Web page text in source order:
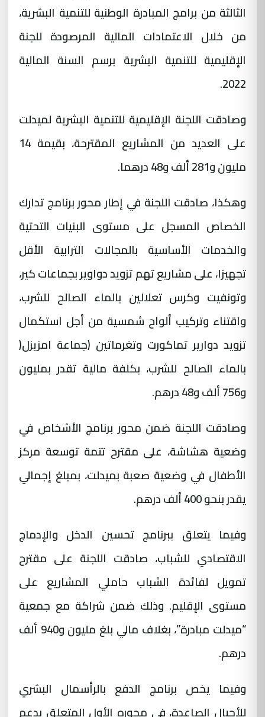
الثالثة من برامج المبادرة الوطنية للتنمية البشرية،
من خلال الاعتمادات المالية المرصودة للجنة
الإقليمية للتنمية البشرية برسم السنة المالية
2022
.
وصادقت اللجنة الإقليمية للتنمية البشرية لميدلت
على العديد من المشاريع المقترحة، بقيمة 14
مليون و281 ألف و48 درهما
.
وهكذا، صادقت اللجنة في إطار محور برنامج تدارك
الخصاص المسجل على مستوى البنيات التحتية
والخدمات الأساسية بالمجالات الترابية الأقل
تجهيزا، على مشاريع تهم تزويد دواوير بجماعات كير،
وتونفيت وكرس تعلالين بالماء الصالح للشرب،
واقتناء وتركيب ألواح شمسية من أجل استكمال
تزويد دوارير تماكورت وتغرماتين (جماعة امزيزل)
بالماء الصالح للشرب، بكلفة مالية تقدر بمليون
و756 ألف و48 درهم
.
وصادقت اللجنة ضمن محور برنامج الأشخاص في
وضعية هشاشة، على مقترح تتمة توسعة مركز
الأطفال في وضعية صعبة بميدلت، بمبلغ إجمالي
يقدر بنحو 400 ألف درهم
.
وفيما يتعلق ببرنامج تحسين الدخل والإدماج
الاقتصادي للشباب، صادقت اللجنة على مقترح
تمويل لفائدة الشباب حاملي المشاريع على
مستوى الإقليم. وذلك ضمن شراكة مع جمعية
“ميدلت مبادرة”
، بغلاف مالي بلغ مليون و940 ألف
درهم.
وفيما يخص برنامج الدفع بالرأسمال البشري
للأجيال الصاعدة، في محوره الأول المتعلق بدعم